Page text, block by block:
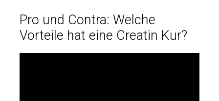
Pro und Contra: Welche
Vorteile hat eine Creatin Kur?